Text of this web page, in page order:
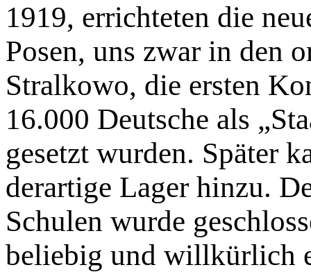
1919, errichteten die
Posen, uns zwar in den
Stralkowo, die ersten
16.000 Deutsche als
gesetzt wurden. Später
derartige Lager hinzu.
Schulen wurde
beliebig und willkürlich